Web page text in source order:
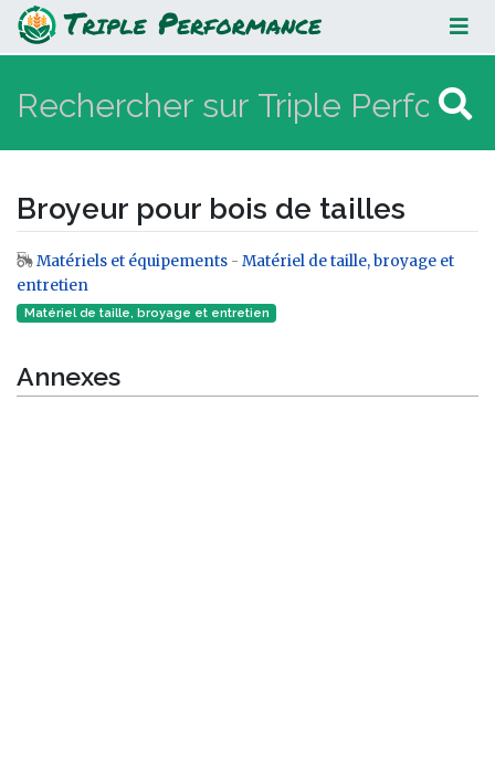
Broyeur pour bois de tailles
Broyeur pour bois de tailles
Aller à :navigation,rechercher
Matériels et équipements - Matériel de taille, broyage et
entretien
Matériel de taille, broyage et entretien
Annexes